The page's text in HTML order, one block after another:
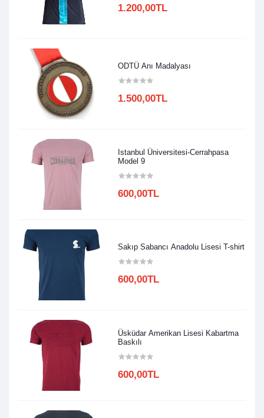
1.200,00TL
ODTÜ Anı Madalyası
1.500,00TL
Istanbul Üniversitesi-Cerrahpasa
Model 9
600,00TL
Sakıp Sabancı Anadolu Lisesi T-shirt
600,00TL
Üsküdar Amerikan Lisesi Kabartma
Baskılı
600,00TL